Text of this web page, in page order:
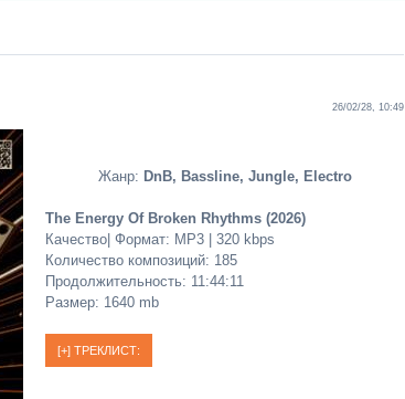
26/02/28, 10:49
Жанр: DnB, Bassline, Jungle, Electro
The Energy Of Broken Rhythms (2026)
Качество| Формат: MP3 | 320 kbps
Количество композиций: 185
Продолжительность: 11:44:11
Размер: 1640 mb